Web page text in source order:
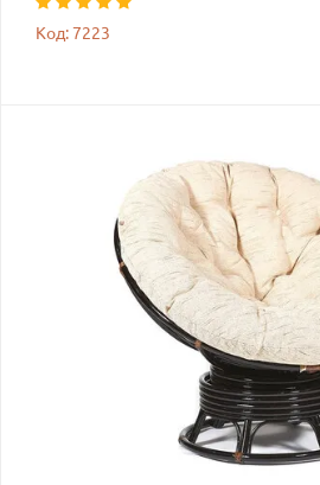
Код: 7223